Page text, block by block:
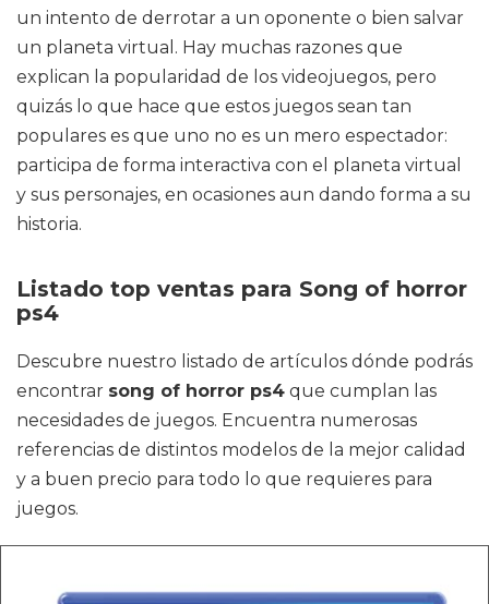
un intento de derrotar a un oponente o bien salvar
un planeta virtual. Hay muchas razones que
explican la popularidad de los videojuegos, pero
quizás lo que hace que estos juegos sean tan
populares es que uno no es un mero espectador:
participa de forma interactiva con el planeta virtual
y sus personajes, en ocasiones aun dando forma a su
historia.
Listado top ventas para Song of horror
ps4
Descubre nuestro listado de artículos dónde podrás
encontrar song of horror ps4 que cumplan las
necesidades de juegos. Encuentra numerosas
referencias de distintos modelos de la mejor calidad
y a buen precio para todo lo que requieres para
juegos.